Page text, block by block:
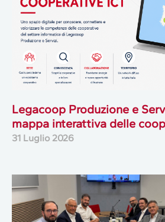
Legacoop Produzione e
mappa interattiva delle
31 Luglio 2026